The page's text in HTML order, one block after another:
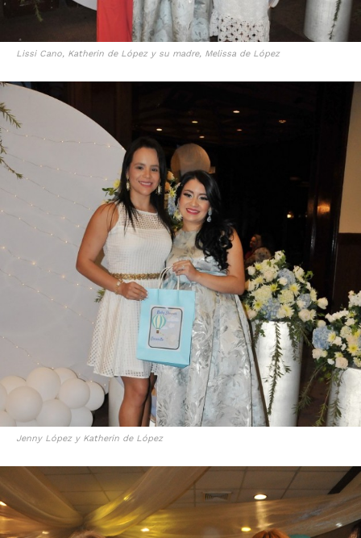
Lissi Cano, Katherin de López y su madre, Melissa de López
Jenny López y Katherin de López